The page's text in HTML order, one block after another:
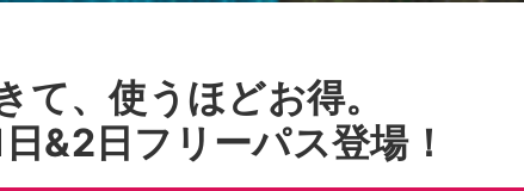
て、使うほどお得。
&2日フリーパス登場！